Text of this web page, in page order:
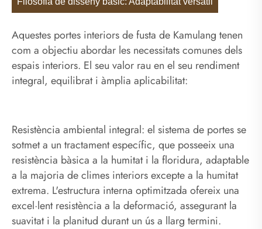
Aquestes portes interiors de fusta de Kamulang tenen
com a objectiu abordar les necessitats comunes dels
espais interiors. El seu valor rau en el seu rendiment
integral, equilibrat i àmplia aplicabilitat:
Resistència ambiental integral: el sistema de portes se
sotmet a un tractament específic, que posseeix una
resistència bàsica a la humitat i la floridura, adaptable
a la majoria de climes interiors excepte a la humitat
extrema. L'estructura interna optimitzada ofereix una
excel·lent resistència a la deformació, assegurant la
suavitat i la planitud durant un ús a llarg termini.